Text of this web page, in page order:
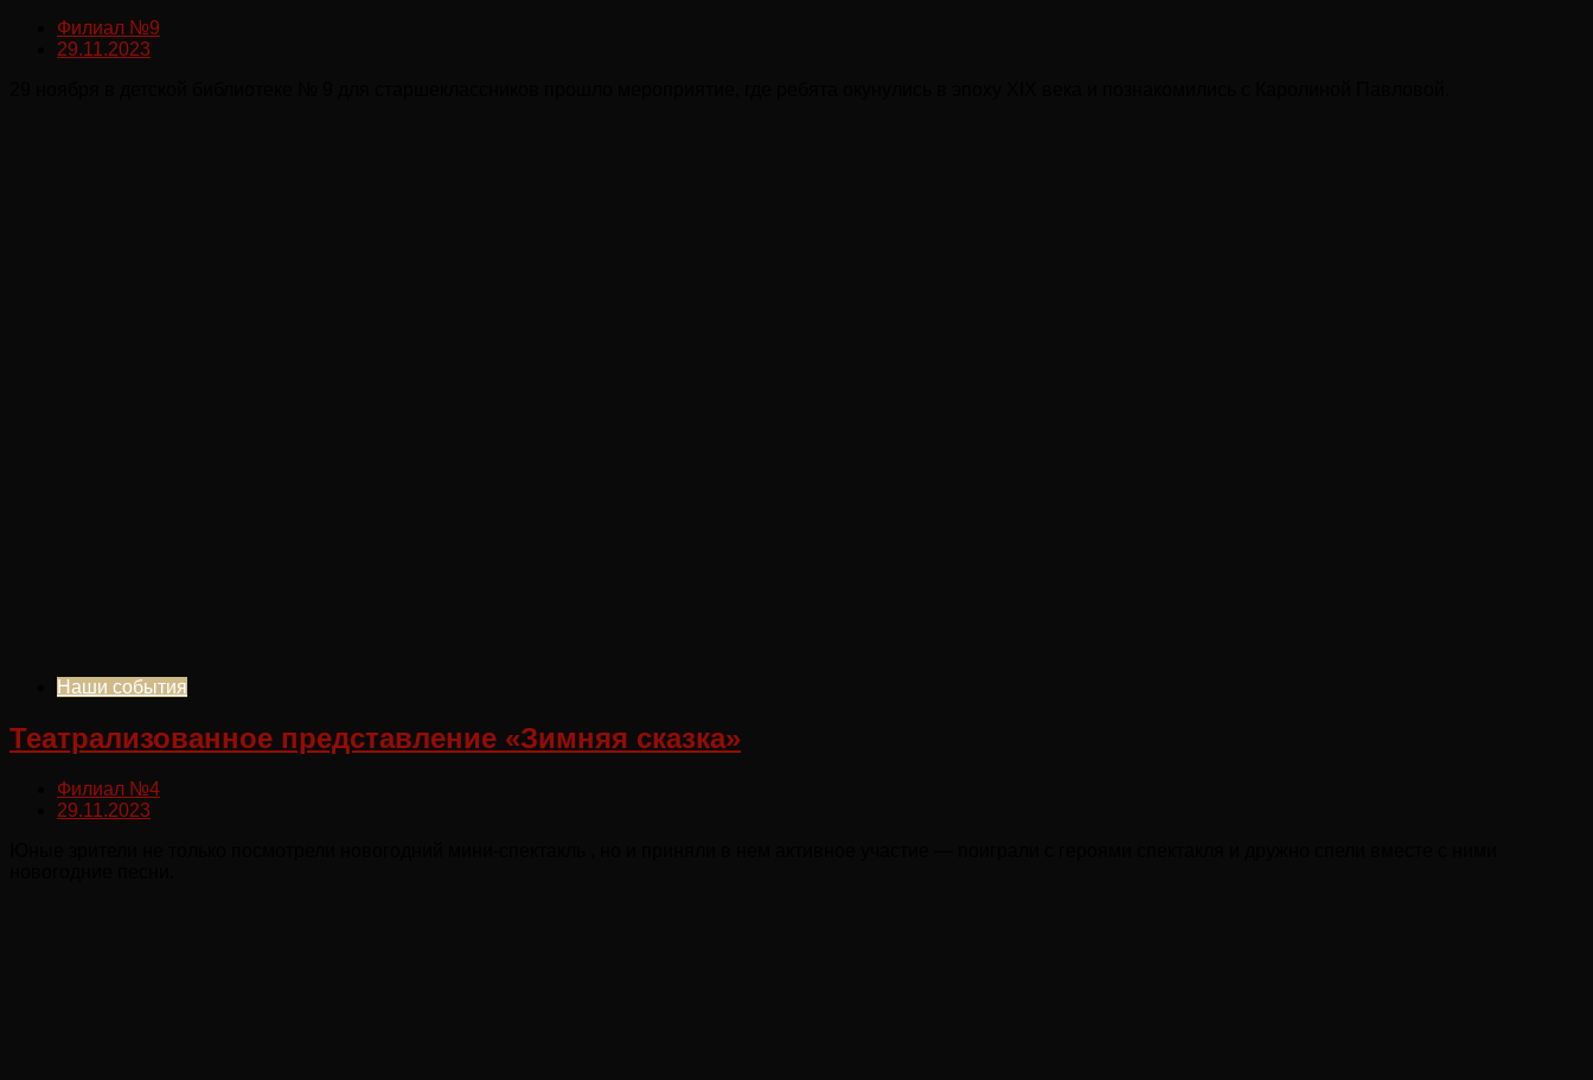
Филиал №9
29.11.2023
Наши события
Театрализованное представление «Зимняя сказка»
Филиал №4
29.11.2023